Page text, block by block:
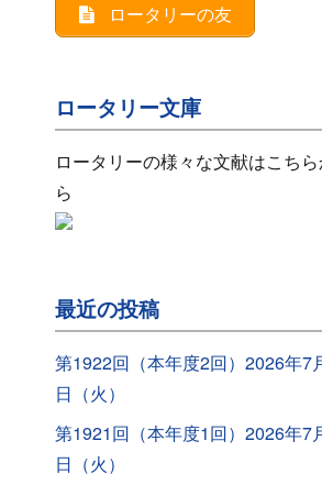
ロータリーの友
ロータリー文庫
ロータリーの様々な文献はこち
ら
最近の投稿
第1922回（本年度2回）2026年7
日（火）
第1921回（本年度1回）2026年7
日（火）